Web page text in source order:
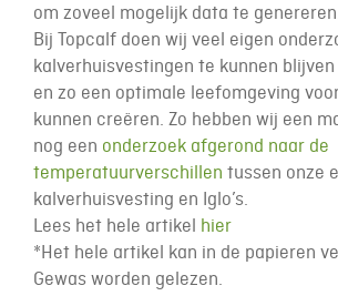
om zoveel mogelijk data te
Bij Topcalf doen wij veel eigen
kalverhuisvestingen te kunnen
en zo een optimale leefomgeving
kunnen creëren. Zo hebben wij een
nog een onderzoek afgerond naar de
temperatuurverschillen tussen onze
kalverhuisvesting en Iglo’s.
Lees het hele artikel hier
*Het hele artikel kan in de papieren
Gewas worden gelezen.